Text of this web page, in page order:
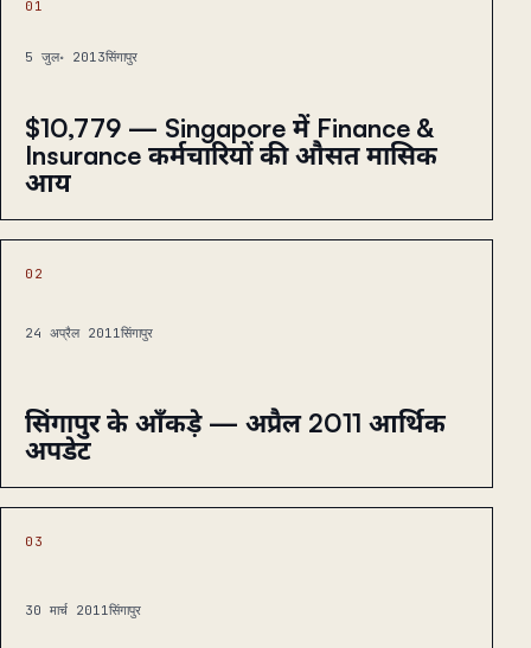
01
5 जुल॰ 2013सिंगापुर
$10,779 — Singapore में Finance &
Insurance कर्मचारियों की औसत मासिक
आय
02
24 अप्रैल 2011सिंगापुर
सिंगापुर के आँकड़े — अप्रैल 2011 आर्थिक
अपडेट
03
30 मार्च 2011सिंगापुर